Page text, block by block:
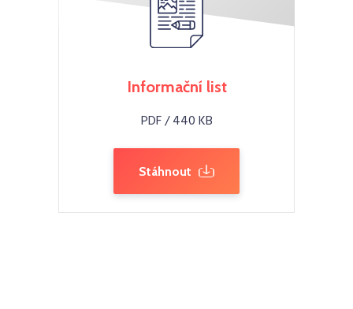
Informační list
PDF / 440 KB
Stáhnout